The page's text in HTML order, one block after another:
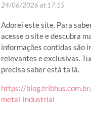
24/06/2026 at 17:15
Adorei este site. Para
acesse o site e descubra
informações contidas são
relevantes e exclusivas.
precisa saber está ta lá.
https://
metal-industrial